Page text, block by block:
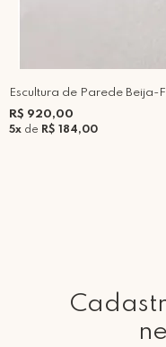
Escultura de Parede
R$ 920,00
5x de R$ 184,00